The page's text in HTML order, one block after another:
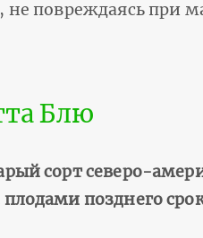
не повреждаясь при
Блю
сорт северо-
позднего